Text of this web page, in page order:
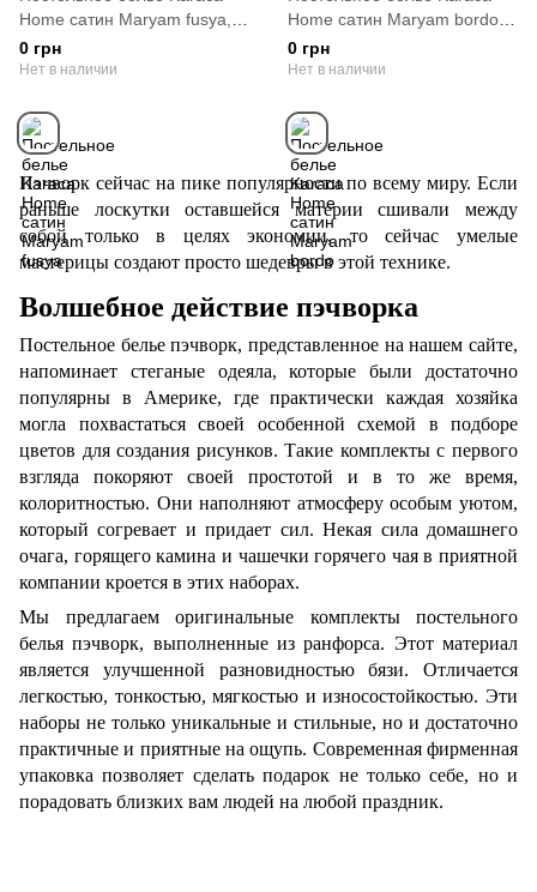
Home сатин Maryam fusya,
Фуксия, 50х70см (2шт),
Евро, 200х220 см, 240х260
0 грн
Нет в наличии
Home сатин Maryam bordo,
Бордовый, 50х70см (2шт),
Евро, 200х220 см, 240х260
0 грн
Нет в наличии
Пэчворк сейчас на пике популярности по всему миру. Если
раньше лоскутки оставшейся материи сшивали между
собой только в целях экономии, то сейчас умелые
мастерицы создают просто шедевры в этой технике.
Волшебное действие пэчворка
Постельное белье пэчворк, представленное на нашем сайте,
напоминает стеганые одеяла, которые были достаточно
популярны в Америке, где практически каждая хозяйка
могла похвастаться своей особенной схемой в подборе
цветов для создания рисунков. Такие комплекты с первого
взгляда покоряют своей простотой и в то же время,
колоритностью. Они наполняют атмосферу особым уютом,
который согревает и придает сил. Некая сила домашнего
очага, горящего камина и чашечки горячего чая в приятной
компании кроется в этих наборах.
Мы предлагаем оригинальные комплекты постельного
белья пэчворк, выполненные из ранфорса. Этот материал
является улучшенной разновидностью бязи. Отличается
легкостью, тонкостью, мягкостью и износостойкостью. Эти
наборы не только уникальные и стильные, но и достаточно
практичные и приятные на ощупь. Современная фирменная
упаковка позволяет сделать подарок не только себе, но и
порадовать близких вам людей на любой праздник.